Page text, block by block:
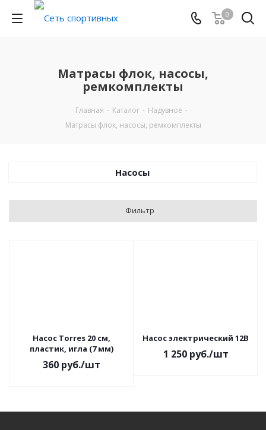
0
Матрасы флок, насосы,
ремкомплекты
Главная - Каталог - Надувное -
Матрасы флок, насосы, ремкомплекты
Насосы
Фильтр
Насос Torres 20 см,
пластик, игла (7 мм)
360 руб./шт
Насос электрический 12B
1 250руб./шт